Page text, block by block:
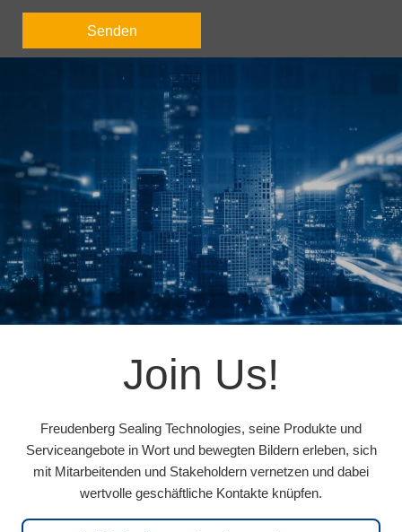
Senden
Join Us!
Freudenberg Sealing Technologies, seine Produkte und
Serviceangebote in Wort und bewegten Bildern erleben, sich
mit Mitarbeitenden und Stakeholdern vernetzen und dabei
wertvolle geschäftliche Kontakte knüpfen.